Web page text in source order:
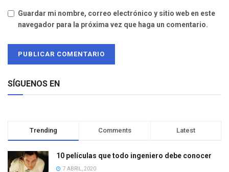
Guardar mi nombre, correo electrónico y sitio web en este
navegador para la próxima vez que haga un comentario.
SÍGUENOS EN
Trending Comments Latest
10 películas que todo ingeniero debe conocer
7 ABRIL, 2020